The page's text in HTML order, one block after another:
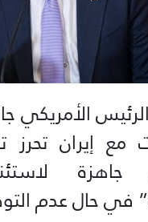
مع إيران
في حال عدم